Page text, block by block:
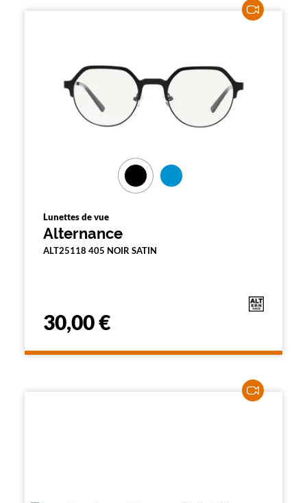
Lunettes de vue
Alternance
ALT25118 405 NOIR SATIN
30,00 €